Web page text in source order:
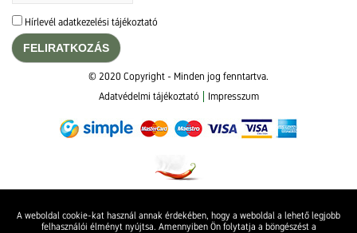
Hírlevél adatkezelési tájékoztató
FELIRATKOZÁS
© 2020 Copyright - Minden jog fenntartva.
Adatvédelmi tájékoztató
Impresszum
A weboldal cookie-kat használ annak érdekében, hogy a weboldal a lehető legjobb
felhasználói élményt nyújtsa. Amennyiben Ön folytatja a böngészést a